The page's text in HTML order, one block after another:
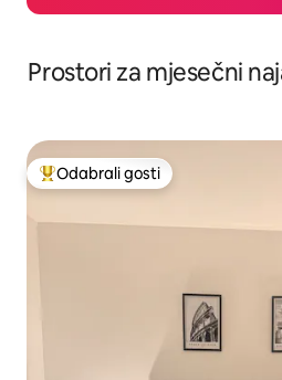
Prostori za mjesečni
Među najviše rangiranima s
Odabrali gosti